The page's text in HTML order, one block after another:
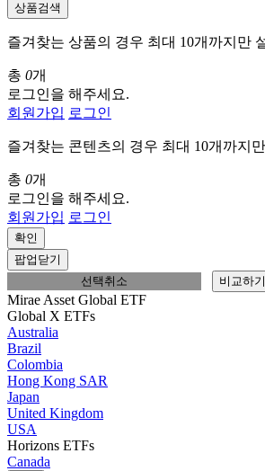
상품검색
즐겨찾는 상품의 경우 최대 10개까지만
총 0개
로그인을 해주세요.
회원가입 로그인
즐겨찾는 콘텐츠의 경우 최대 10개까지
총 0개
로그인을 해주세요.
회원가입 로그인
확인
팝업닫기
선택취소
비교하
Mirae Asset Global ETF
Global X ETFs
Australia
Brazil
Colombia
Hong Kong SAR
Japan
United Kingdom
USA
Horizons ETFs
Canada